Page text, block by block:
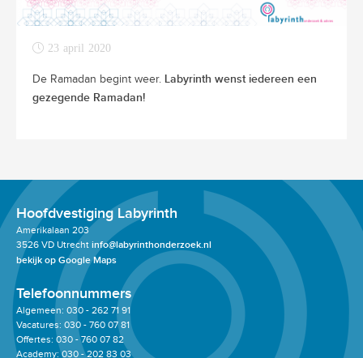
23 april 2020
De Ramadan begint weer. Labyrinth wenst iedereen een
gezegende Ramadan!
Hoofdvestiging Labyrinth
Amerikalaan 203
3526 VD Utrecht info@labyrinthonderzoek.nl
bekijk op Google Maps
Telefoonnummers
Algemeen: 030 - 262 71 91
Vacatures: 030 - 760 07 81
Offertes: 030 - 760 07 82
Academy: 030 - 202 83 03